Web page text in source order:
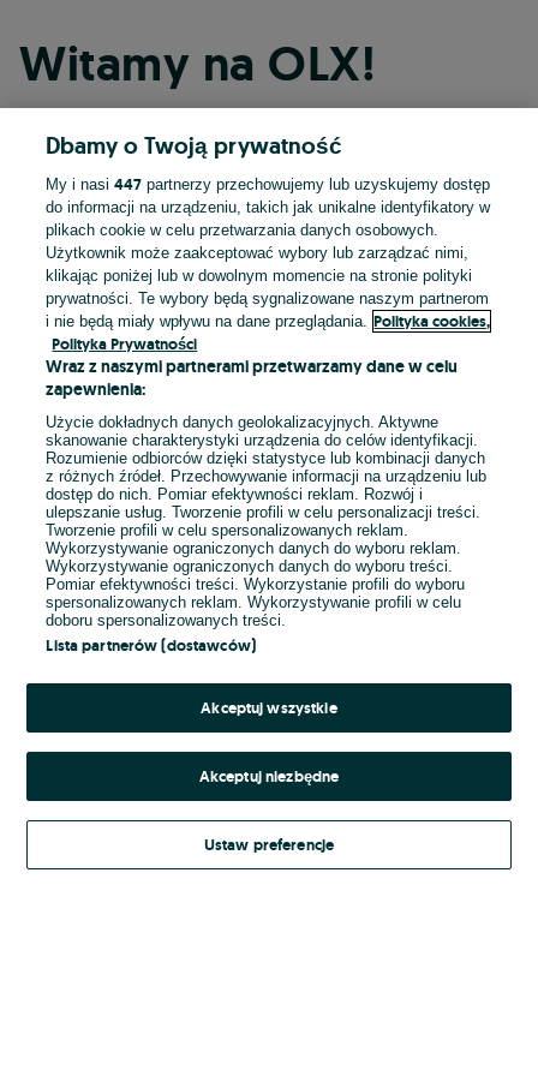
Witamy na OLX!
Kontynuuj przez Facebooka
Kontynuuj przez konto Apple
Kontynuuj przez konto Google
LUB
E-mail
Hasło
Kontynuując za pośrednictwem jednego z dostawców wskazanych powyżej,
Regulamin serwisu OLX.pl w jego aktualnym brzmieniu.
Dbamy o Twoją prywatność
My i nasi447 partnerzy przechowujemy lub uzyskujemy dostęp
do informacji na urządzeniu, takich jak unikalne identyfikatory w
plikach cookie w celu przetwarzania danych osobowych.
Użytkownik może zaakceptować wybory lub zarządzać nimi,
klikając poniżej lub w dowolnym momencie na stronie polityki
prywatności. Te wybory będą sygnalizowane naszym partnerom
i nie będą miały wpływu na dane przeglądania.
Polityka cookies,
Polityka Prywatności
Wraz z naszymi partnerami przetwarzamy dane w celu
zapewnienia:
Użycie dokładnych danych geolokalizacyjnych. Aktywne
skanowanie charakterystyki urządzenia do celów identyfikacji.
Rozumienie odbiorców dzięki statystyce lub kombinacji danych
z różnych źródeł. Przechowywanie informacji na urządzeniu lub
dostęp do nich. Pomiar efektywności reklam. Rozwój i
ulepszanie usług. Tworzenie profili w celu personalizacji treści.
Tworzenie profili w celu spersonalizowanych reklam.
Wykorzystywanie ograniczonych danych do wyboru reklam.
Wykorzystywanie ograniczonych danych do wyboru treści.
Pomiar efektywności treści. Wykorzystanie profili do wyboru
spersonalizowanych reklam. Wykorzystywanie profili w celu
doboru spersonalizowanych treści.
Lista partnerów (dostawców)
Akceptuj wszystkie
Akceptuj niezbędne
Ustaw preferencje